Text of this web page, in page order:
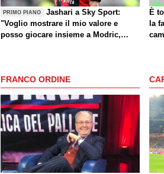
PRIMO PIANO
Jashari a Sky Sport:
"Voglio mostrare il mio valore e
posso giocare insieme a Modric,
È
la
FRANCO ORDINE